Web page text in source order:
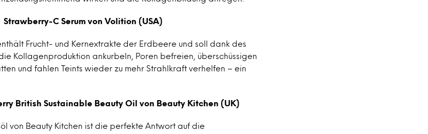
Strawberry-C Serum von Volition (USA)
Frucht- und Kernextrakte der Erdbeere und soll dank des
Kollagenproduktion ankurbeln, Poren befreien, überschüssigen
und fahlen Teints wieder zu mehr Strahlkraft verhelfen – ein
British Sustainable Beauty Oil von Beauty Kitchen (UK)
von Beauty Kitchen ist die perfekte Antwort auf die